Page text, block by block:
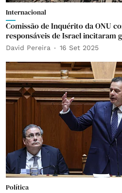
Internacional
Comissão de Inquérito da ONU
responsáveis de Israel incitaram
David Pereira 16 Set 2025
Política